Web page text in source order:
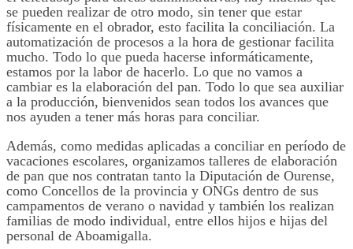
se pueden realizar de otro modo, sin tener que estar
físicamente en el obrador, esto facilita la conciliación. La
automatización de procesos a la hora de gestionar facilita
mucho. Todo lo que pueda hacerse informáticamente,
estamos por la labor de hacerlo. Lo que no vamos a
cambiar es la elaboración del pan. Todo lo que sea auxiliar
a la producción, bienvenidos sean todos los avances que
nos ayuden a tener más horas para conciliar.
Además, como medidas aplicadas a conciliar en período de
vacaciones escolares, organizamos talleres de elaboración
de pan que nos contratan tanto la Diputación de Ourense,
como Concellos de la provincia y ONGs dentro de sus
campamentos de verano o navidad y también los realizan
familias de modo individual, entre ellos hijos e hijas del
personal de Aboamigalla.